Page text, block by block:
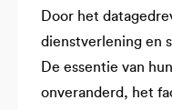
Door het
dienstverlening en
De essentie van
onveranderd, het